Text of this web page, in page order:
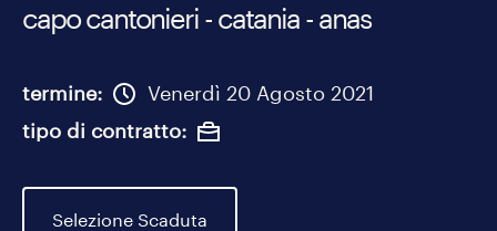
capo cantonieri - catania - anas
termine
Venerdì 20 Agosto 2021
tipo di contratto
Selezione Scaduta